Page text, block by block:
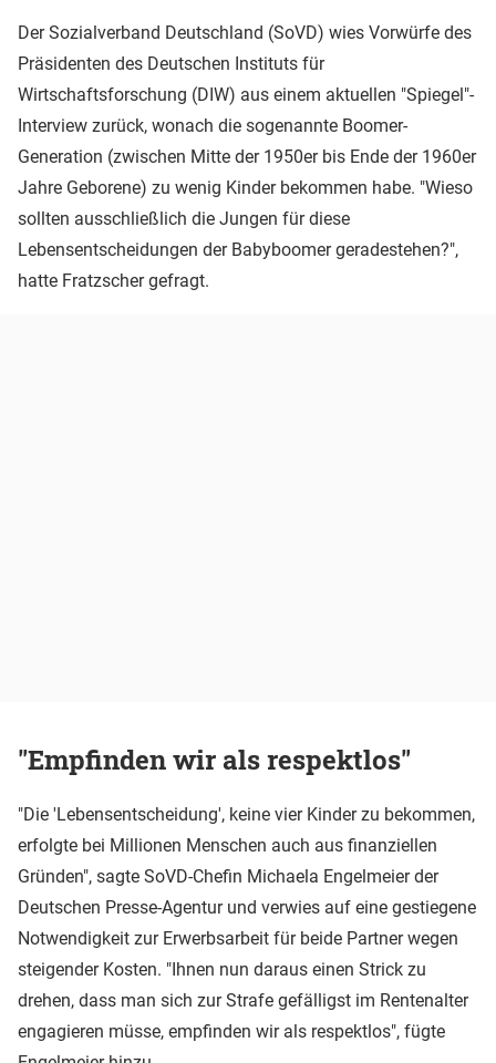
Der Sozialverband Deutschland (SoVD) wies Vorwürfe des
Präsidenten des Deutschen Instituts für
Wirtschaftsforschung (DIW) aus einem aktuellen "Spiegel"-
Interview zurück, wonach die sogenannte Boomer-
Generation (zwischen Mitte der 1950er bis Ende der 1960er
Jahre Geborene) zu wenig Kinder bekommen habe. "Wieso
sollten ausschließlich die Jungen für diese
Lebensentscheidungen der Babyboomer geradestehen?",
hatte Fratzscher gefragt.
"Empfinden wir als respektlos"
"Die 'Lebensentscheidung', keine vier Kinder zu bekommen,
erfolgte bei Millionen Menschen auch aus finanziellen
Gründen", sagte SoVD-Chefin Michaela Engelmeier der
Deutschen Presse-Agentur und verwies auf eine gestiegene
Notwendigkeit zur Erwerbsarbeit für beide Partner wegen
steigender Kosten. "Ihnen nun daraus einen Strick zu
drehen, dass man sich zur Strafe gefälligst im Rentenalter
engagieren müsse, empfinden wir als respektlos", fügte